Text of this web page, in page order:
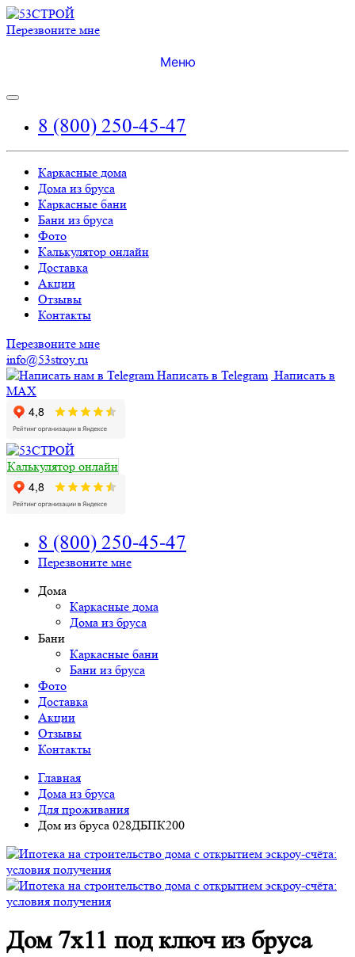
Перезвоните мне
Меню
8 (800) 250-45-47
Каркасные дома
Дома из бруса
Каркасные бани
Бани из бруса
Фото
Калькулятор онлайн
Доставка
Акции
Отзывы
Контакты
Перезвоните мне
info@53stroy.ru
Написать в Telegram Написать в
MAX
Калькулятор онлайн
8 (800) 250-45-47
Перезвоните мне
Дома
Каркасные дома
Дома из бруса
Бани
Каркасные бани
Бани из бруса
Фото
Доставка
Акции
Отзывы
Контакты
Главная
Дома из бруса
Для проживания
Дом из бруса 028ДБПК200
Дом 7х11 под ключ из бруса